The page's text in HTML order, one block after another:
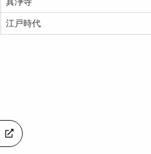
江戸時代